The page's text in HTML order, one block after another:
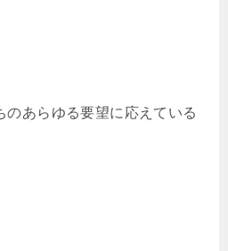
のあらゆる要望に応えている